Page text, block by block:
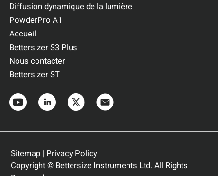
Diffusion dynamique de la lumière
PowderPro A1
Accueil
Bettersizer S3 Plus
Nous contacter
Bettersizer ST
Sitemap| Privacy Policy
Copyright © Bettersize Instruments Ltd. All Rights